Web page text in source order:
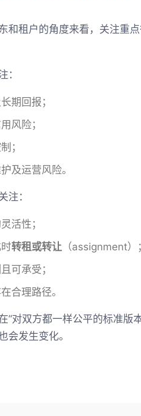
和租户的角度来看，关注重
：
期回报；
风险；
；
及运营风险。
注：
活性；
转租或转让 （assignment）；
可承受；
合理路径。
“对双方都一样公平的标准
会发生变化。